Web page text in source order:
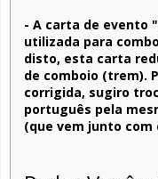
- A carta de evento
utilizada para
disto, esta carta
de comboio (trem).
corrigida, sugiro
português pela
(que vem junto com